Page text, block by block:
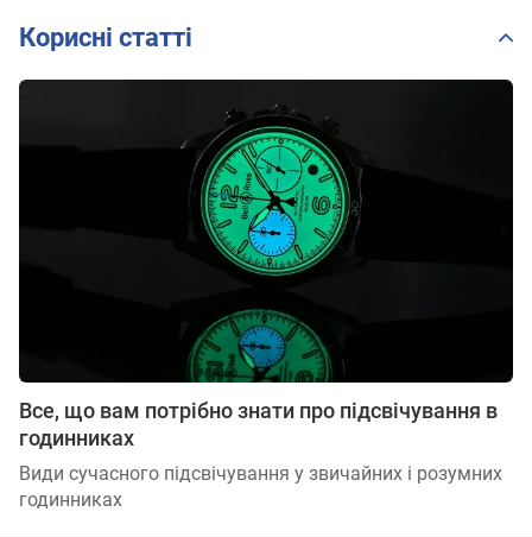
Корисні статті
Все, що вам потрібно знати про підсвічування в
годинниках
Види сучасного підсвічування у звичайних і розумних
годинниках